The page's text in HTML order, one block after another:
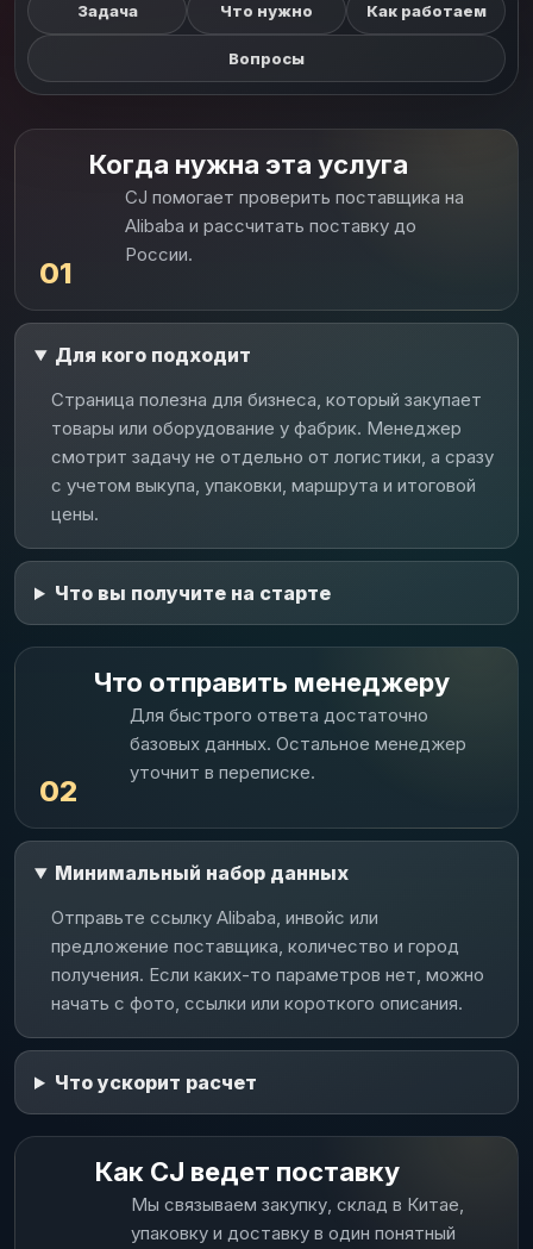
Задача Что нужно Как работаем
Вопросы
01
Когда нужна эта услуга
CJ помогает проверить поставщика на
Alibaba и рассчитать поставку до
России.
Для кого подходит
Страница полезна для бизнеса, который закупает
товары или оборудование у фабрик. Менеджер
смотрит задачу не отдельно от логистики, а сразу
с учетом выкупа, упаковки, маршрута и итоговой
цены.
Что вы получите на старте
02
Что отправить менеджеру
Для быстрого ответа достаточно
базовых данных. Остальное менеджер
уточнит в переписке.
Минимальный набор данных
Отправьте ссылку Alibaba, инвойс или
предложение поставщика, количество и город
получения. Если каких-то параметров нет, можно
начать с фото, ссылки или короткого описания.
Что ускорит расчет
Как CJ ведет поставку
Мы связываем закупку, склад в Китае,
упаковку и доставку в один понятный